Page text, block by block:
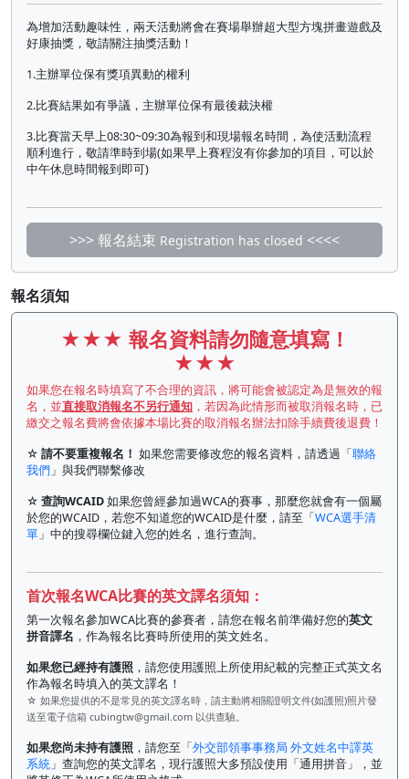
為增加活動趣味性，兩天活動將會在賽場舉辦超大型方塊拼畫遊戲及
好康抽獎，敬請關注抽獎活動！
1.主辦單位保有獎項異動的權利
2.比賽結果如有爭議，主辦單位保有最後裁決權
3.比賽當天早上08:30~09:30為報到和現場報名時間，為使活動流程
順利進行，敬請準時到場(如果早上賽程沒有你參加的項目，可以於
中午休息時間報到即可)
>>> 報名結束 Registration has closed <<<<
報名須知
★★★ 報名資料請勿隨意填寫！
★★★
如果您在報名時填寫了不合理的資訊，將可能會被認定為是無效的報
名，並直接取消報名不另行通知 ，若因為此情形而被取消報名時，已
繳交之報名費將會依據本場比賽的取消報名辦法扣除手續費後退費！
☆ 請不要重複報名！ 如果您需要修改您的報名資料，請透過「聯絡
我們 」與我們聯繫修改
☆ 查詢WCAID如果您曾經參加過WCA的賽事，那麼您就會有一個屬
於您的WCAID，若您不知道您的WCAID是什麼，請至「WCA選手清
單 」中的搜尋欄位鍵入您的姓名，進行查詢。
首次報名WCA比賽的英文譯名須知：
第一次報名參加WCA比賽的參賽者，請您在報名前準備好您的英文
拼音譯名 ，作為報名比賽時所使用的英文姓名。
如果您已經持有護照 ，請您使用護照上所使用紀載的完整正式英文名
作為報名時填入的英文譯名！
☆ 如果您提供的不是常見的英文譯名時，請主動將相關證明文件(如護照)照片發
送至電子信箱 cubingtw@gmail.com 以供查驗。
如果您尚未持有護照 ，請您至「外交部領事事務局 外文姓名中譯英
系統 」查詢您的英文譯名，現行護照大多預設使用「通用拼音」，並